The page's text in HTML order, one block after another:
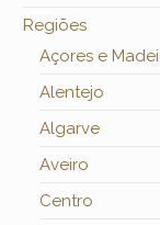
Regiões
Açores e
Alentejo
Algarve
Aveiro
Centro